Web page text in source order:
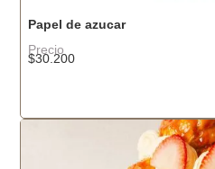
Papel de azucar
Precio
$30.200